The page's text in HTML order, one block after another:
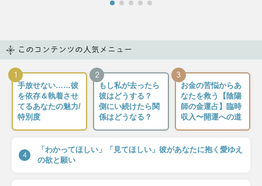
このコンテンツの人気メニュー
1
手放せない……彼
を依存＆執着させ
てるあなたの魅力/
特別度
2
もし私が去ったら
彼はどうする？
側にい続けたら関
係はどうなる？
3
お金の苦悩からあ
なたを救う【陰陽
師の金運占】臨時
収入〜開運への道
4
「わかってほしい」「見てほしい」彼があなたに抱く愛ゆえ
の欲と願い